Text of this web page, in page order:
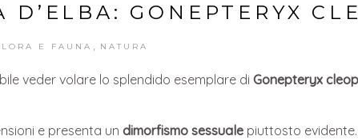
GONEPTERYX
E FAUNA , NATURA
veder volare lo splendido esemplare di Gonepteryx
e presenta un dimorfismo sessuale piuttosto evidente.